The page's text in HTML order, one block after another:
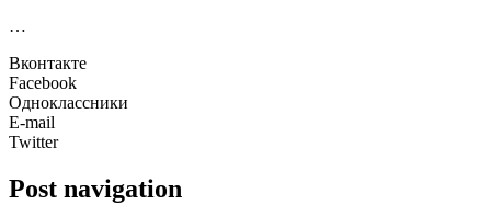
…
Вконтакте
Facebook
Одноклассники
E-mail
Twitter
Post navigation